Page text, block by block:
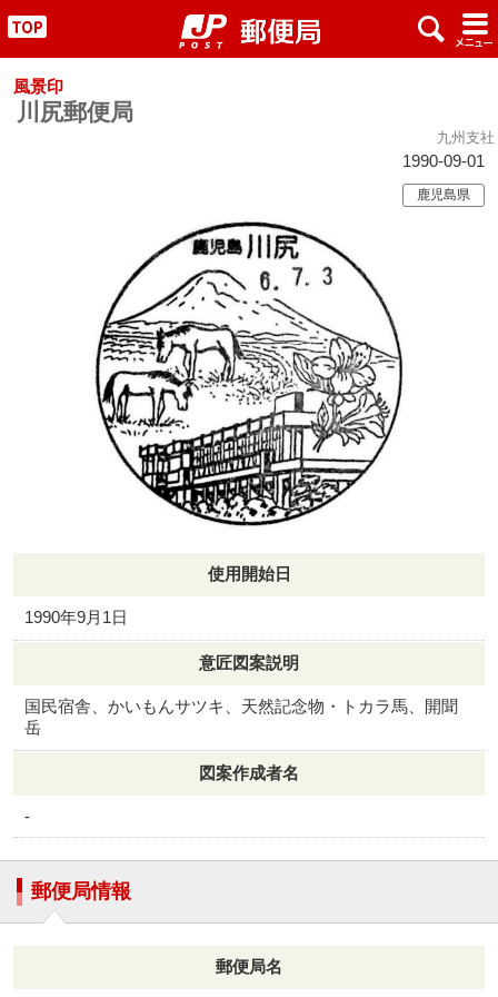
" x #
風景印
川尻郵便局
九州支社
1990-09-01
鹿児島県
使用開始日
1990年9月1日
意匠図案説明
国民宿舎、かいもんサツキ、天然記念物・トカラ馬、開聞
岳
図案作成者名
-
郵便局情報
郵便局名